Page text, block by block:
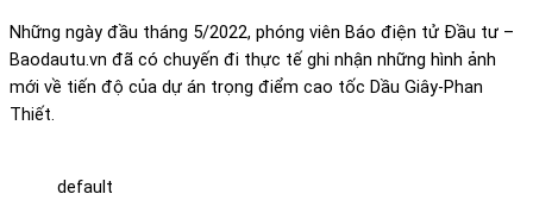
Những ngày đầu tháng 5/2022, phóng viên Báo điện tử Đầu tư –
Baodautu.vn đã có chuyến đi thực tế ghi nhận những hình ảnh
mới về tiến độ của dự án trọng điểm cao tốc Dầu Giây-Phan
Thiết.
default